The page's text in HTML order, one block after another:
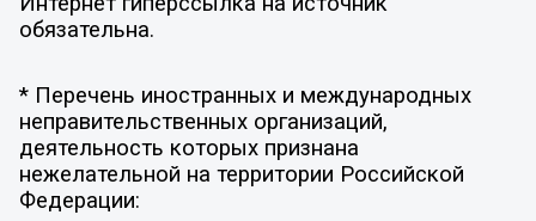
обязательна.
* Перечень иностранных и международных
неправительственных организаций,
деятельность которых признана
нежелательной на территории Российской
Федерации: